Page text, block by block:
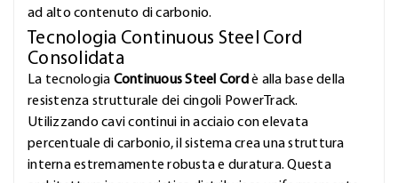
ad alto contenuto di carbonio.
Tecnologia Continuous Steel Cord
Consolidata
La tecnologia Continuous Steel Cord è alla base della
resistenza strutturale dei cingoli PowerTrack.
Utilizzando cavi continui in acciaio con elevata
percentuale di carbonio, il sistema crea una struttura
interna estremamente robusta e duratura. Questa